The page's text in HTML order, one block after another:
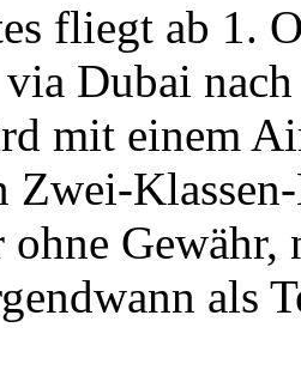
fliegt ab 1.
Dubai
mit einem
Zwei-
Gewähr,
als